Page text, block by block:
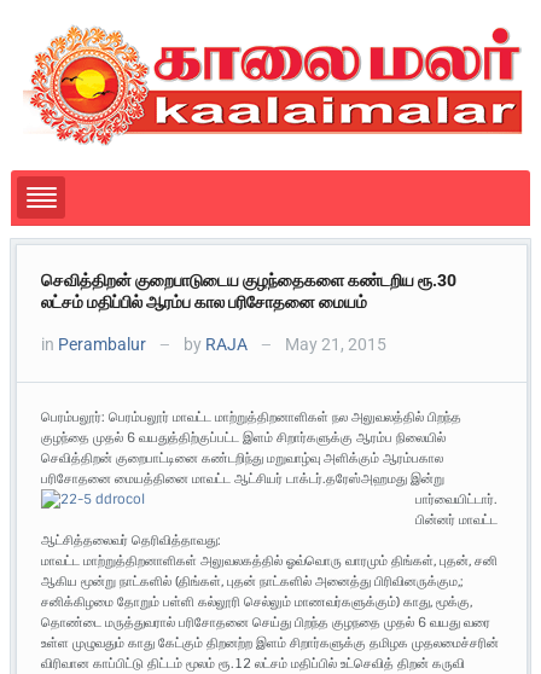
செவித்திறன் குறைபாடுடைய குழந்தைகளை கண்டறிய ரூ.30
லட்சம் மதிப்பில் ஆரம்ப கால பரிசோதனை மையம்
in Perambalur — by RAJA — May 21, 2015
பெரம்பலூர்: பெரம்பலூர் மாவட்ட மாற்றுத்திறனாளிகள் நல அலுவலத்தில் பிறந்த
குழந்தை முதல் 6 வயதுத்திற்குப்பட்ட இளம் சிறார்களுக்கு ஆரம்ப நிலையில்
செவித்திறன் குறைபாட்டினை கண்டறிந்து மறுவாழ்வு அளிக்கும் ஆரம்பகால
பரிசோதனை மையத்தினை மாவட்ட ஆட்சியர் டாக்டர்.தரேஸ்அஹமது இன்று
பார்வையிட்டார்.
பின்னர் மாவட்ட
ஆட்சித்தலைவர் தெரிவித்தாவது:
மாவட்ட மாற்றுத்திறனாளிகள் அலுவலகத்தில் ஓவ்வொரு வாரமும் திங்கள், புதன், சனி
ஆகிய மூன்று நாட்களில் (திங்கள், புதன் நாட்களில் அனைத்து பிரிவினருக்கும,;
சனிக்கிழமை தோறும் பள்ளி கல்லூரி செல்லும் மாணவர்களுக்கும்) காது, மூக்கு,
தொண்டை மருத்துவரால் பரிசோதனை செய்து பிறந்த குழநதை முதல் 6 வயது வரை
உள்ள முழுவதும் காது கேட்கும் திறனற்ற இளம் சிறார்களுக்கு தமிழக முதலமைச்சரின்
விரிவான காப்பிட்டு திட்டம் மூலம் ரூ.12 லட்சம் மதிப்பில் உட்செவித் திறன் கருவி